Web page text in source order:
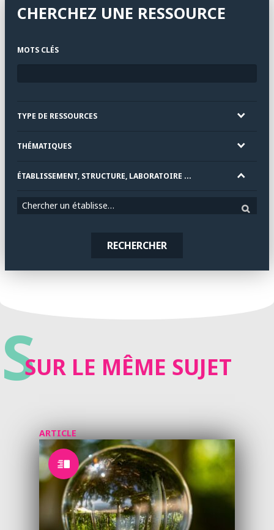
CHERCHEZ UNE RESSOURCE
MOTS CLÉS
TYPE DE RESSOURCES
THÉMATIQUES
ÉTABLISSEMENT, STRUCTURE, LABORATOIRE ...
Chercher un établissement
RECHERCHER
SSUR LE MÊME SUJET
ARTICLE